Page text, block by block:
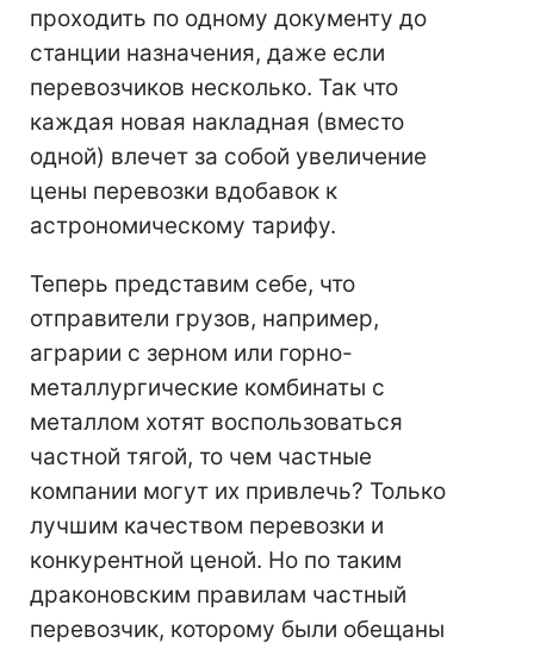
проходить по одному документу до
станции назначения, даже если
перевозчиков несколько. Так что
каждая новая накладная (вместо
одной) влечет за собой увеличение
цены перевозки вдобавок к
астрономическому тарифу.
Теперь представим себе, что
отправители грузов, например,
аграрии с зерном или горно-
металлургические комбинаты с
металлом хотят воспользоваться
частной тягой, то чем частные
компании могут их привлечь? Только
лучшим качеством перевозки и
конкурентной ценой. Но по таким
драконовским правилам частный
перевозчик, которому были обещаны